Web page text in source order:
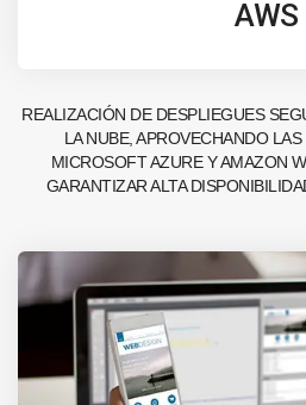
AWS
REALIZACIÓN DE DESPLIEGUES
LA NUBE, APROVECHANDO
MICROSOFT AZURE Y AMAZON
GARANTIZAR ALTA